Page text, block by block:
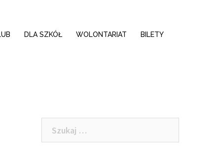
DLA SZKÓŁ WOLONTARIAT BILETY
Szukaj: